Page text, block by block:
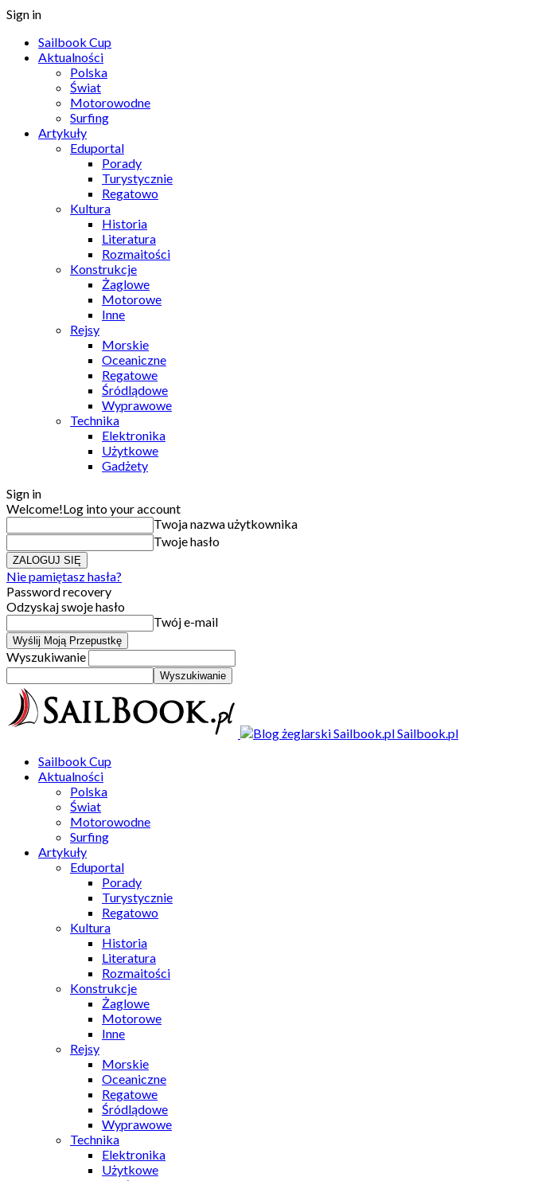
Sign in
Sailbook Cup
Aktualności
Polska
Świat
Motorowodne
Surfing
Artykuły
Eduportal
Porady
Turystycznie
Regatowo
Kultura
Historia
Literatura
Rozmaitości
Konstrukcje
Żaglowe
Motorowe
Inne
Rejsy
Morskie
Oceaniczne
Regatowe
Śródlądowe
Wyprawowe
Technika
Elektronika
Użytkowe
Gadżety
Sign in
Welcome!Log into your account
Twoja nazwa użytkownika
Twoje hasło
Nie pamiętasz hasła?
Password recovery
Odzyskaj swoje hasło
Twój e-mail
Wyszukiwanie
Sailbook.pl
Sailbook Cup
Aktualności
Polska
Świat
Motorowodne
Surfing
Artykuły
Eduportal
Porady
Turystycznie
Regatowo
Kultura
Historia
Literatura
Rozmaitości
Konstrukcje
Żaglowe
Motorowe
Inne
Rejsy
Morskie
Oceaniczne
Regatowe
Śródlądowe
Wyprawowe
Technika
Elektronika
Użytkowe